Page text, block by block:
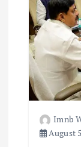
Imnb
August